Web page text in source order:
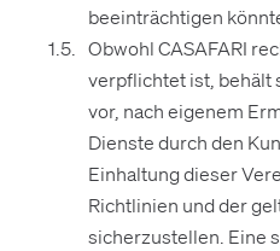
beeinträchtigen
Obwohl CASAFARI
verpflichtet ist, behält
vor, nach eigenem
Dienste durch den
Einhaltung dieser
Richtlinien und der
sicherzustellen. Eine